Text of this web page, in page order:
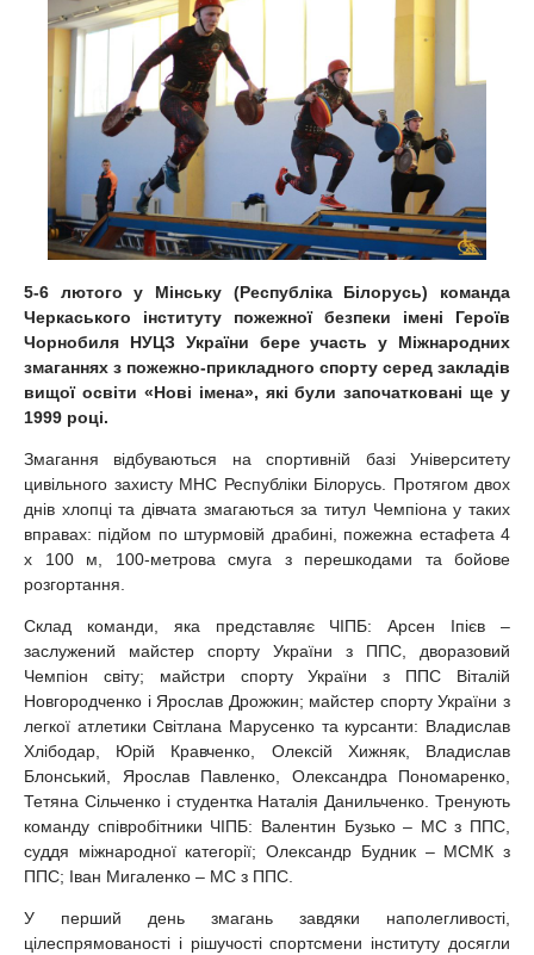
5-6 лютого у Мінську (Республіка Білорусь) команда
Черкаського інституту пожежної безпеки імені Героїв
Чорнобиля НУЦЗ України бере участь у Міжнародних
змаганнях з пожежно-прикладного спорту серед закладів
вищої освіти «Нові імена», які були започатковані ще у
1999 році.
Змагання відбуваються на спортивній базі Університету
цивільного захисту МНС Республіки Білорусь. Протягом двох
днів хлопці та дівчата змагаються за титул Чемпіона у таких
вправах: підйом по штурмовій драбині, пожежна естафета 4
х 100 м, 100-метрова смуга з перешкодами та бойове
розгортання.
Склад команди, яка представляє ЧІПБ: Арсен Іпієв –
заслужений майстер спорту України з ППС, дворазовий
Чемпіон світу; майстри спорту України з ППС Віталій
Новгородченко і Ярослав Дрожжин; майстер спорту України з
легкої атлетики Світлана Марусенко та курсанти: Владислав
Хлібодар, Юрій Кравченко, Олексій Хижняк, Владислав
Блонський, Ярослав Павленко, Олександра Пономаренко,
Тетяна Сільченко і студентка Наталія Данильченко. Тренують
команду співробітники ЧІПБ: Валентин Бузько – МС з ППС,
суддя міжнародної категорії; Олександр Будник – МСМК з
ППС; Іван Мигаленко – МС з ППС.
У перший день змагань завдяки наполегливості,
цілеспрямованості і рішучості спортсмени інституту досягли